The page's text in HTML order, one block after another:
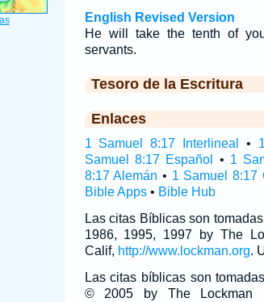
English Revised Version
He will take the tenth of
servants.
Tesoro de la Escritura
Enlaces
1 Samuel 8:17 Interlineal •
Samuel 8:17 Español
• 1
8:17 Alemán • 1 Samuel 8:17
Bible Apps• Bible Hub
Las citas Bíblicas son
1986, 1995, 1997 by The
Calif, http://www.lockman.org.
Las citas bíblicas son
© 2005 by The Lockman